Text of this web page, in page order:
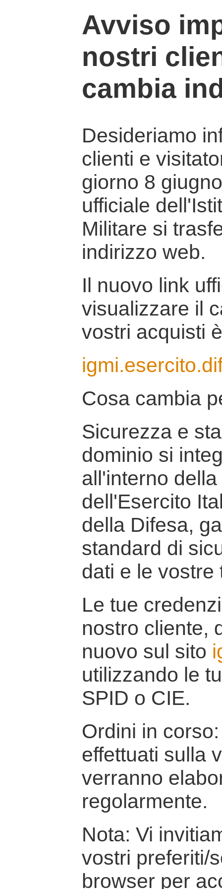
Avviso
nostri
cambia
Desideriamo
clienti e
giorno 8
ufficiale
Militare si
indirizzo web.
Il nuovo link
visualizzare il
vostri acquisti
Cosa cambia
Sicurezza e
dominio si
all'interno
dell'Esercito
della Difesa,
standard di
dati e le vostre
Le tue
nostro cliente,
nuovo sul sito
utilizzando le
SPID o CIE.
Ordini in
effettuati sulla
verranno
regolarmente.
Nota: Vi
vostri preferiti/
browser per